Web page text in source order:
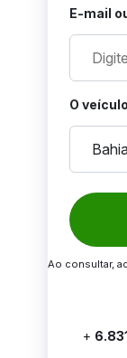
E-mail
O
Ao consultar,
+